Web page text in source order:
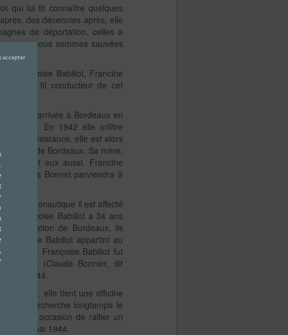
qui lui fit connaître quelques
des décennies après, elle
de déportation, celles à
nous nous sommes sauvées
Françoise Babillot, Francine
le fil conducteur de cet
et était arrivée à Bordeaux en
16 ans. En 1942 elle infiltre
la Résistance, elle est alors
la SAP de Bordeaux. Sa mère,
battent eux aussi. Francine
Jacques Bonnet parviendra à
en aéronautique il est affecté
Françoise Babillot a 34 ans
de Bordeaux, ils
Pierre Babillot appartint au
1942 ; Françoise Babillot fut
B (Claude Bonnier, dit
mars 1944.
elle tient une officine
elle recherche longtemps le
occasion de rallier un
en mai 1944.